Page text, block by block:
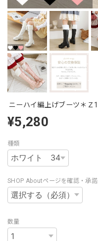
ニーハイ編上げブーツ＊Ｚ
¥5,280
種類
SHOP Aboutページを確認・承
数量